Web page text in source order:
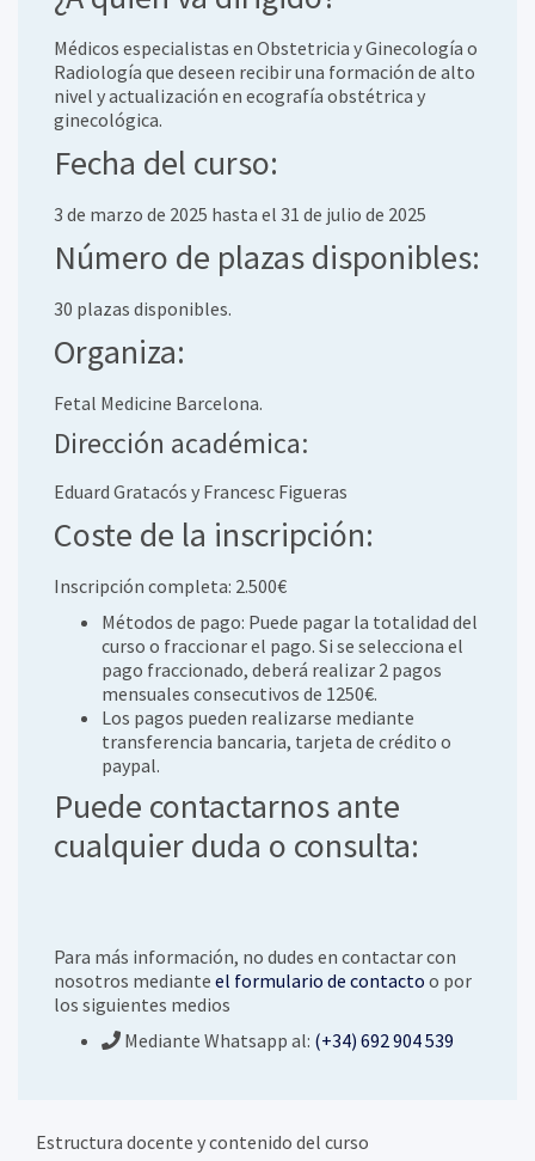
Médicos especialistas en Obstetricia y Ginecología o
Radiología que deseen recibir una formación de alto
nivel y actualización en ecografía obstétrica y
ginecológica.
Fecha del curso:
3 de marzo de 2025 hasta el 31 de julio de 2025
Número de plazas disponibles:
30 plazas disponibles.
Organiza:
Fetal Medicine Barcelona.
Dirección académica:
Eduard Gratacós y Francesc Figueras
Coste de la inscripción:
Inscripción completa: 2.500€
Métodos de pago: Puede pagar la totalidad del
curso o fraccionar el pago. Si se selecciona el
pago fraccionado, deberá realizar 2 pagos
mensuales consecutivos de 1250€.
Los pagos pueden realizarse mediante
transferencia bancaria, tarjeta de crédito o
paypal.
Puede contactarnos ante
cualquier duda o consulta:
Para más información, no dudes en contactar con
nosotros mediante el formulario de contacto o por
los siguientes medios
Mediante Whatsapp al: (+34) 692 904 539
Estructura docente y contenido del curso